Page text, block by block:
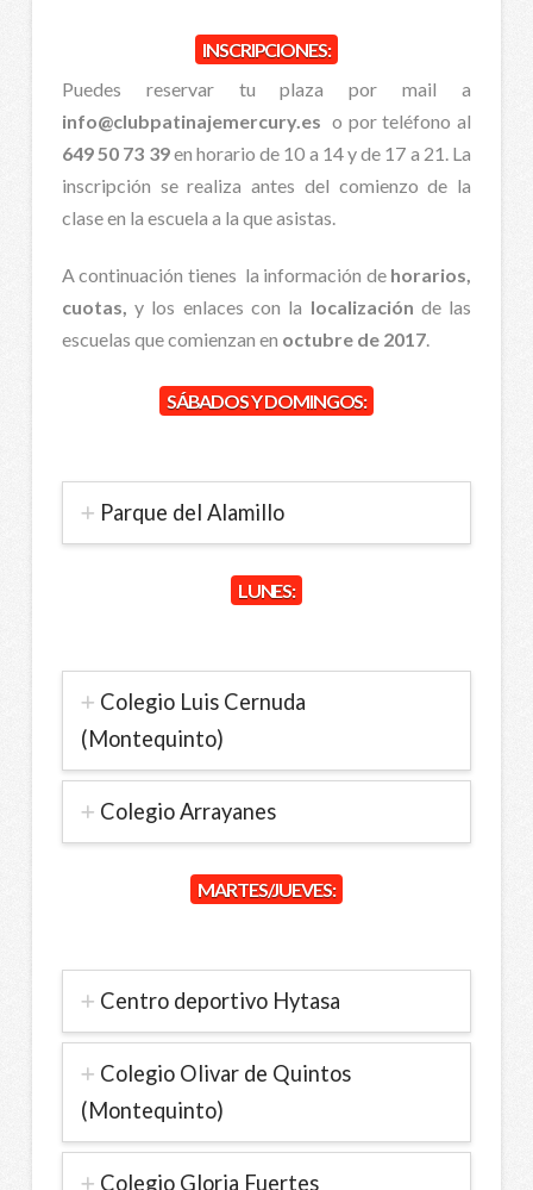
INSCRIPCIONES:
Puedes reservar tu plaza por mail a
info@clubpatinajemercury.es o por teléfono al
649 50 73 39en horario de 10 a 14 y de 17 a 21. La
inscripción se realiza antes del comienzo de la
clase en la escuela a la que asistas.
A continuación tienes la información de horarios,
cuotas,y los enlaces con la localización de las
escuelas que comienzan en octubre de 2017.
SÁBADOS Y DOMINGOS:
Parque del Alamillo
LUNES:
Colegio Luis Cernuda
(Montequinto)
Colegio Arrayanes
MARTES/JUEVES:
Centro deportivo Hytasa
Colegio Olivar de Quintos
(Montequinto)
Colegio Gloria Fuertes